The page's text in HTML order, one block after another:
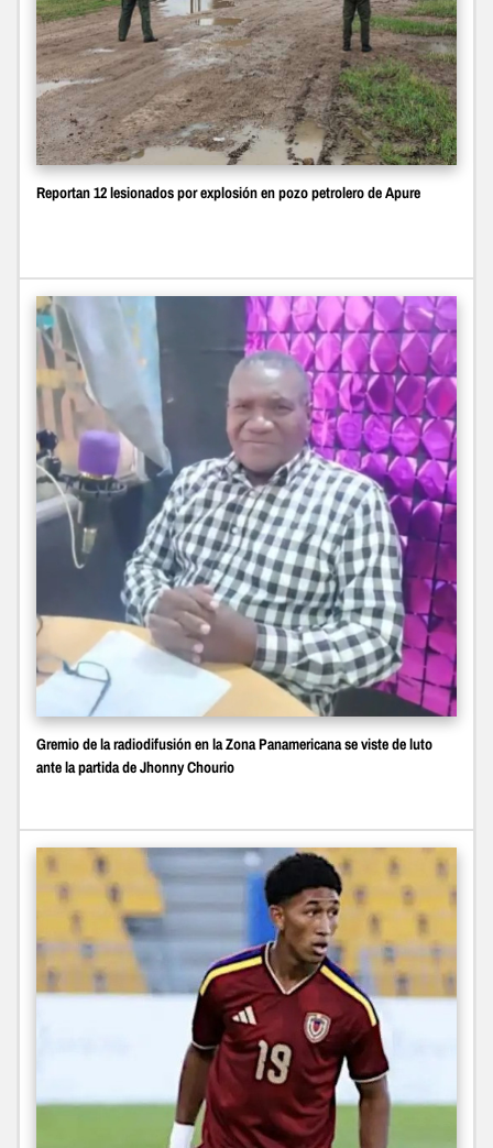
Reportan 12 lesionados por explosión en pozo petrolero de Apure
Gremio de la radiodifusión en la Zona Panamericana se viste de luto
ante la partida de Jhonny Chourio